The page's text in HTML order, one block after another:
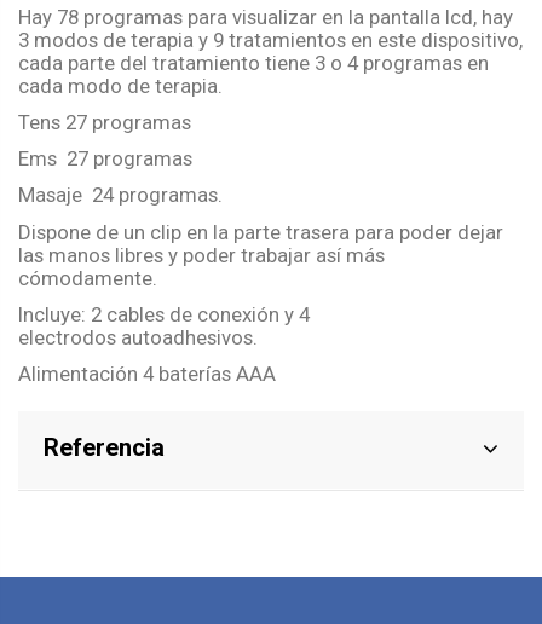
Hay 78 programas para visualizar en la pantalla lcd, hay
3 modos de terapia y 9 tratamientos en este dispositivo,
cada parte del tratamiento tiene 3 o 4 programas en
cada modo de terapia.
Tens 27 programas
Ems 27 programas
Masaje 24 programas.
Dispone de un clip en la parte trasera para poder dejar
las manos libres y poder trabajar así más
cómodamente.
Incluye: 2 cables de conexión y 4
electrodos autoadhesivos
Alimentación 4 baterías AAA
Referencia